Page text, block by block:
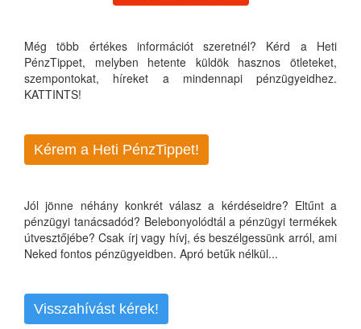
Még több értékes információt szeretnél? Kérd a Heti
PénzTippet, melyben hetente küldök hasznos ötleteket,
szempontokat, híreket a mindennapi pénzügyeidhez.
KATTINTS!
Kérem a Heti PénzTippet!
Jól jönne néhány konkrét válasz a kérdéseidre? Eltűnt a
pénzügyi tanácsadód? Belebonyolódtál a pénzügyi termékek
útvesztőjébe? Csak írj vagy hívj, és beszélgessünk arról, ami
Neked fontos pénzügyeidben. Apró betűk nélkül...
Visszahívást kérek!